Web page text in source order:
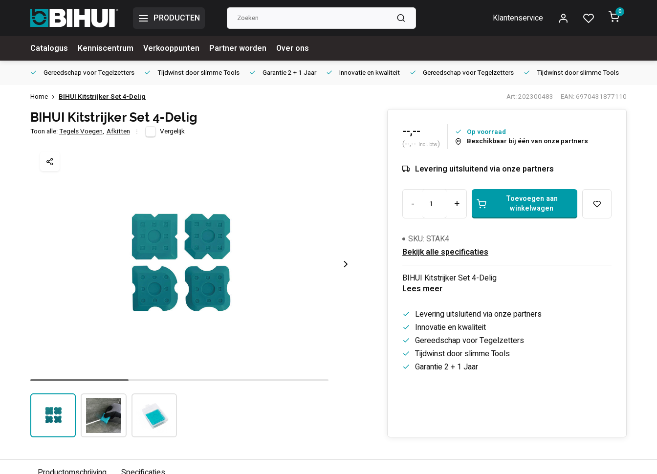
PRODUCTEN Klantenservice
0
Catalogus Kenniscentrum Verkooppunten Partner worden Over ons
Gereedschap voorTegelzetters Tijdwinst doorslimme Tools Garantie2 + 1 Jaar Innovatieen kwaliteit Gereedschap voorTegelzetters Tijdwinst doorslimme Tools
Home BIHUI Kitstrijker Set 4-Delig Art: 202300483 EAN: 6970431877110
BIHUI Kitstrijker Set 4-Delig
Toon alle:Tegels Voegen, Afkitten Vergelijk --,--
(--,-- Incl. btw)
Op voorraad
Beschikbaar bij één van onze partners
Levering uitsluitend via onze partners
- +
Toevoegen aan
winkelwagen
SKU: STAK4
Bekijk alle specificaties
BIHUI Kitstrijker Set 4-Delig
Lees meer
Levering uitsluitend via onze partners
Innovatie en kwaliteit
Gereedschap voor Tegelzetters
Tijdwinst door slimme Tools
Garantie 2 + 1 Jaar